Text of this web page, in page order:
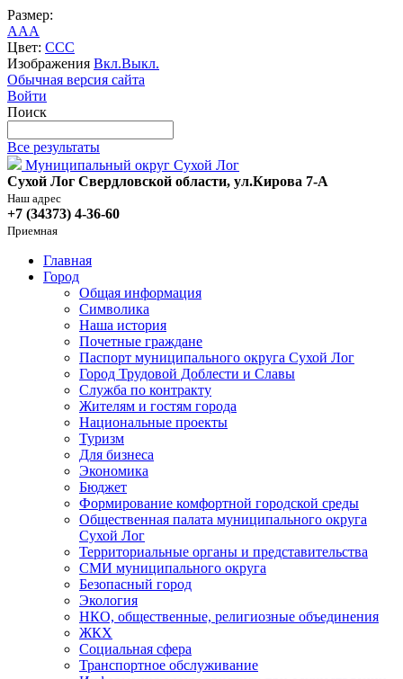
Размер:
AAA
Цвет: CCC
Изображения Вкл.Выкл.
Обычная версия сайта
Войти
Поиск
Все результаты
Муниципальный округ Сухой Лог
Сухой Лог Свердловской области, ул.Кирова 7-А
Наш адрес
+7 (34373) 4-36-60
Приемная
Главная
Город
Общая информация
Символика
Наша история
Почетные граждане
Паспорт муниципального округа Сухой Лог
Город Трудовой Доблести и Славы
Служба по контракту
Жителям и гостям города
Национальные проекты
Туризм
Для бизнеса
Экономика
Бюджет
Формирование комфортной городской среды
Общественная палата муниципального округа
Сухой Лог
Территориальные органы и представительства
СМИ муниципального округа
Безопасный город
Экология
НКО, общественные, религиозные объединения
ЖКХ
Социальная сфера
Транспортное обслуживание